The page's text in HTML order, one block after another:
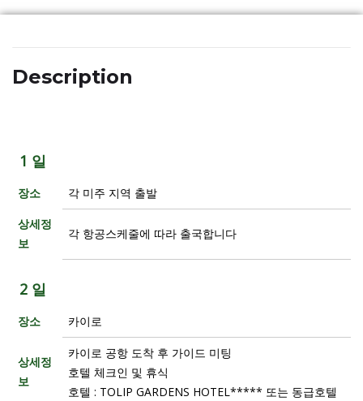
Description
1 일
장소
각 미주 지역 출발
상세정
보
각 항공스케줄에 따라 출국합니다
2 일
장소 카이로
상세정
보
카이로 공항 도착 후 가이드 미팅
호텔 체크인 및 휴식
호텔 : TOLIP GARDENS HOTEL***** 또는 동급호텔